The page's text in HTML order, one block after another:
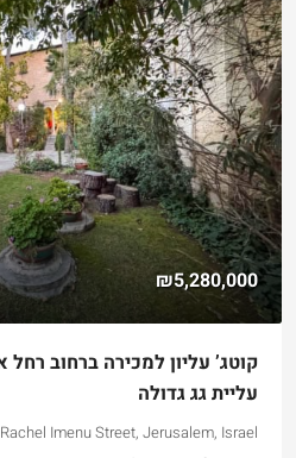
₪5,280,000
עליית גג גדולה
Rachel Imenu Street, Jerusalem, Israel